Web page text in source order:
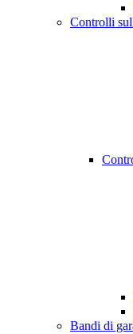
Controlli
Bandi di